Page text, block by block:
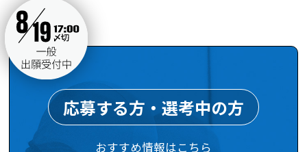
応募する方・選考中の方
おすすめ情報はこちら